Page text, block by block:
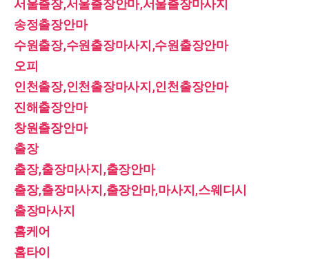
서울출장,서울출장안마,서울출장마사지
송정출장안마
수원출장,수원출장마사지,수원출장안마
오피
인천출장,인천출장마사지,인천출장안마
진해출장안마
창원출장안마
출장
출장,출장마사지,출장안마
출장,출장마사지,출장안마,마사지,스웨디시
출장마사지
홈케어
홈타이